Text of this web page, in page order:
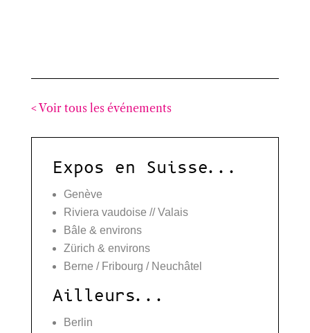
< Voir tous les événements
Expos en Suisse...
Genève
Riviera vaudoise // Valais
Bâle & environs
Zürich & environs
Berne / Fribourg / Neuchâtel
Ailleurs...
Berlin